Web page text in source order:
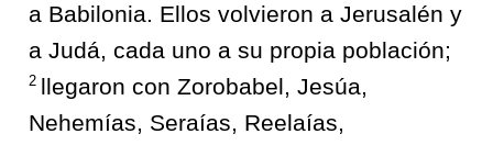
a Babilonia. Ellos volvieron a Jerusalén y
a Judá, cada uno a su propia población;
2 llegaron con Zorobabel, Jesúa,
Nehemías, Seraías, Reelaías,